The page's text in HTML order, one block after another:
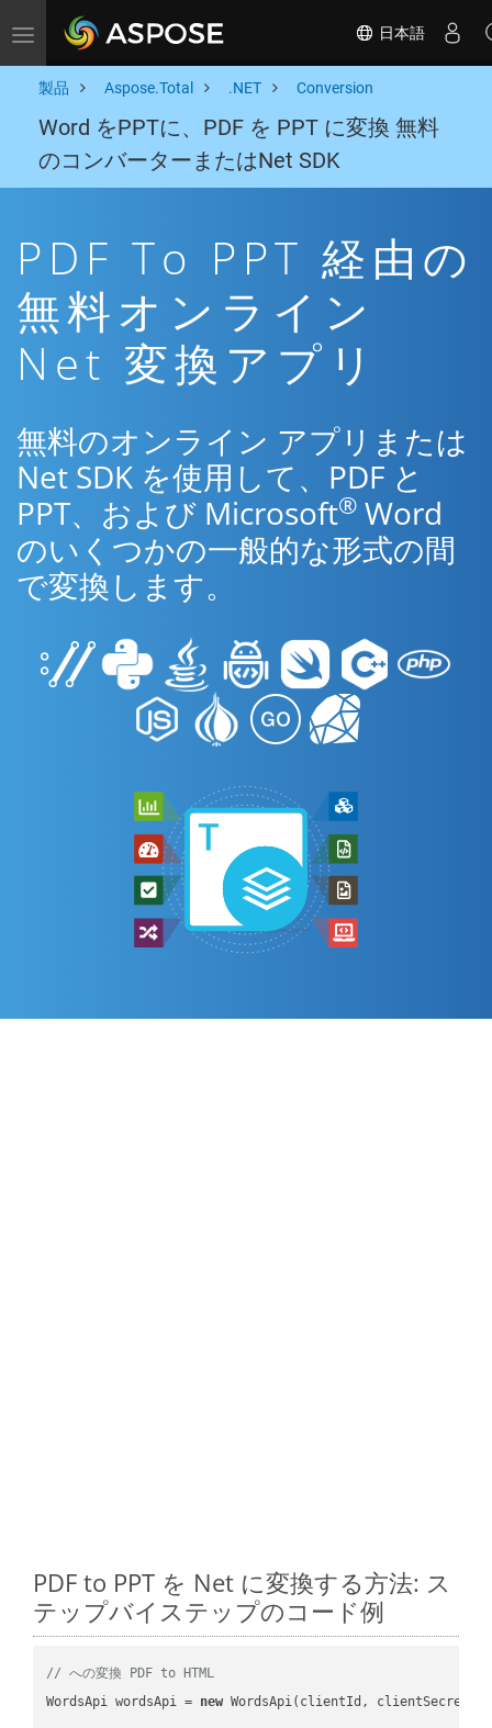
Toggle navigation 日本語
製品 Aspose.Total .NET Conversion
Word をPPTに、PDF を PPT に変換 無料
のコンバーターまたはNet SDK
PDF To PPT 経由の
無料オンライン
Net 変換アプリ
無料のオンライン アプリまたは
Net SDK を使用して、PDF と
PPT、および Microsoft® Word
のいくつかの一般的な形式の間
で変換します。
PDF to PPT を Net に変換する方法: ス
テップバイステップのコード例
// への変換 PDF to HTML
WordsApi wordsApi = new WordsApi(clientId, clientSecret);